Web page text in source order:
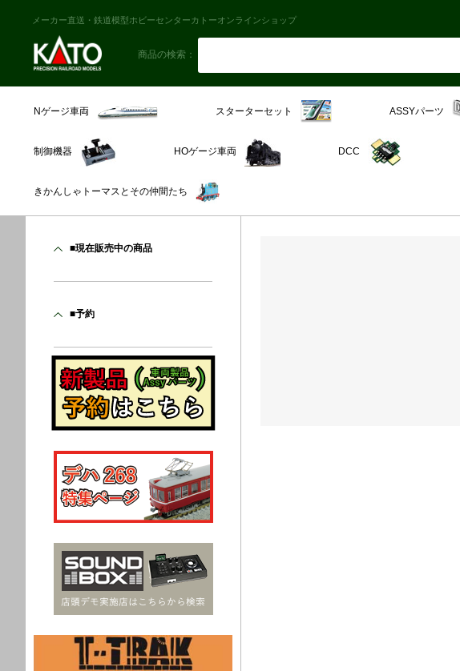
メーカー直送・鉄道模型ホビーセンターカトーオンラインショップ
商品の検索：
Nゲージ車両 スターターセット ASSYパーツ
制御機器 HOゲージ車両 DCC
きかんしゃトーマスとその仲間たち
■現在販売中の商品
■予約